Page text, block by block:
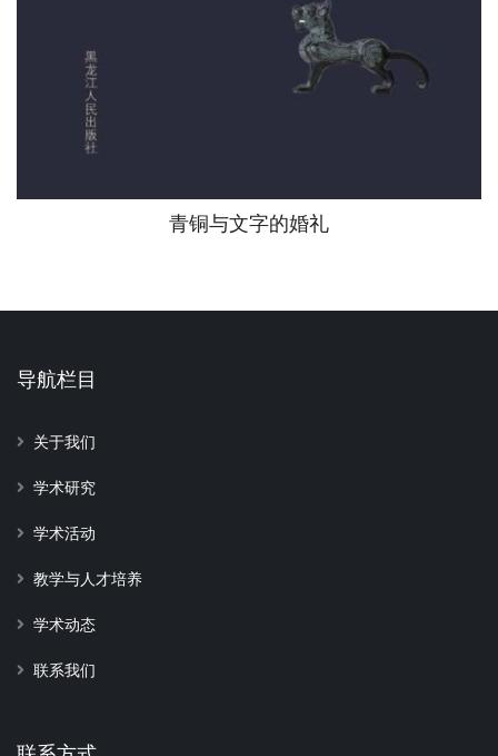
青铜与文字的婚礼
导航栏目
关于我们
学术研究
学术活动
教学与人才培养
学术动态
联系我们